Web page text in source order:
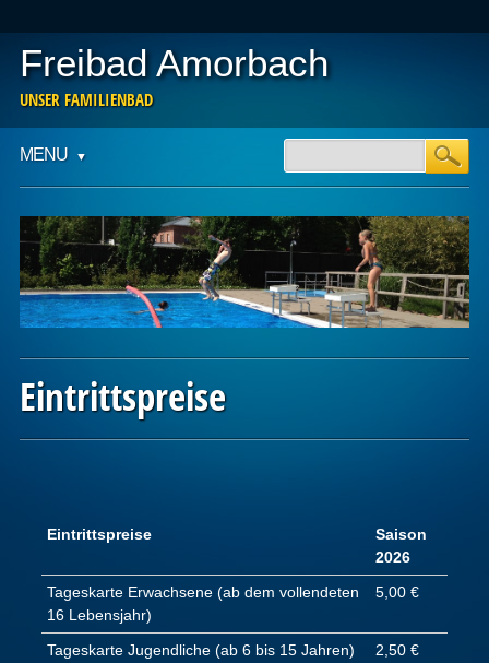
Freibad Amorbach
UNSER FAMILIENBAD
Main menu
content
MENU
Eintrittspreise
Eintrittspreise
Saison
2026
Tageskarte Erwachsene (ab dem vollendeten
16 Lebensjahr)
5,00 €
Tageskarte Jugendliche (ab 6 bis 15 Jahren)
2,50 €